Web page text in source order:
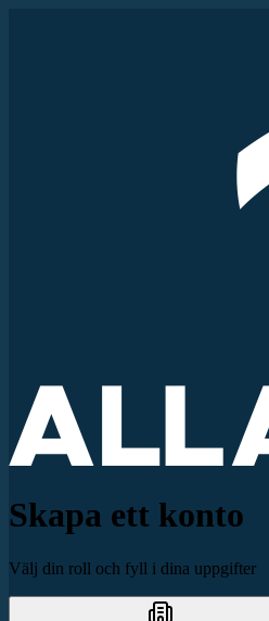
Skapa ett konto
Välj din roll och fyll i dina uppgifter